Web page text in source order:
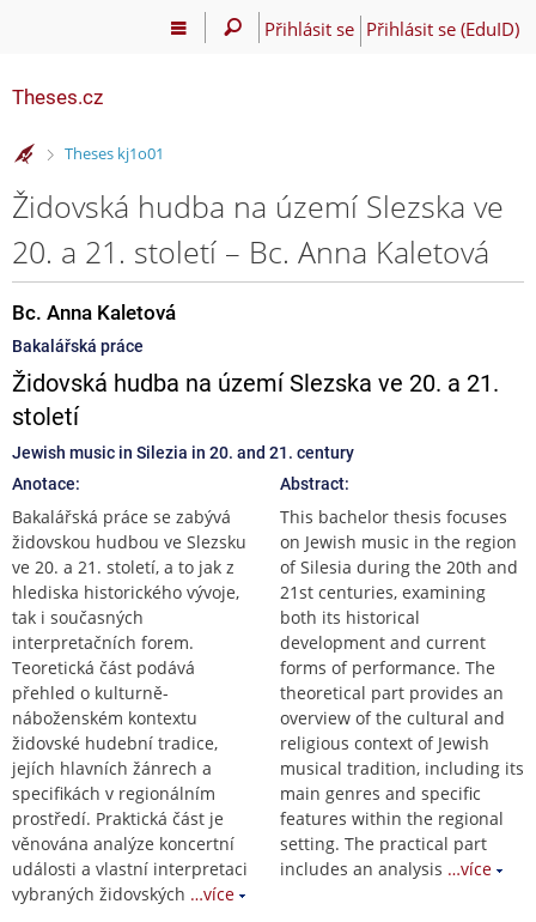
Přihlásit se Přihlásit se (EduID)
Theses.cz
>
Theses kj1o01
Židovská hudba na území Slezska ve
20. a 21. století – Bc. Anna Kaletová
Bc. Anna Kaletová
Bakalářská práce
Židovská hudba na území Slezska ve 20. a 21.
století
Jewish music in Silezia in 20. and 21. century
Anotace:
Bakalářská práce se zabývá
židovskou hudbou ve Slezsku
ve 20. a 21. století, a to jak z
hlediska historického vývoje,
tak i současných
interpretačních forem.
Teoretická část podává
přehled o kulturně-
náboženském kontextu
židovské hudební tradice,
jejích hlavních žánrech a
specifikách v regionálním
prostředí. Praktická část je
věnována analýze koncertní
události a vlastní interpretaci
vybraných židovských …více
Abstract:
This bachelor thesis focuses
on Jewish music in the region
of Silesia during the 20th and
21st centuries, examining
both its historical
development and current
forms of performance. The
theoretical part provides an
overview of the cultural and
religious context of Jewish
musical tradition, including its
main genres and specific
features within the regional
setting. The practical part
includes an analysis …více